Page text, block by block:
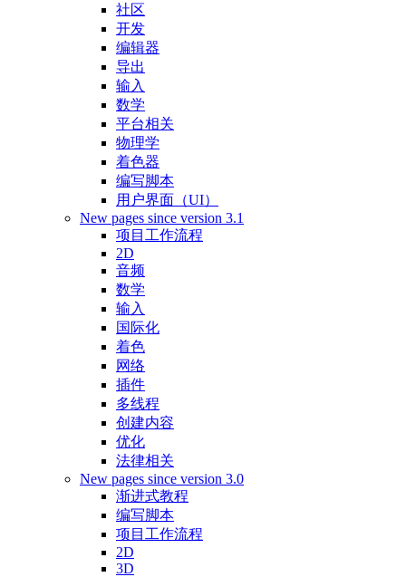
社区
开发
编辑器
导出
输入
数学
平台相关
物理学
着色器
编写脚本
用户界面（UI）
New pages since version 3.1
项目工作流程
2D
音频
数学
输入
国际化
着色
网络
插件
多线程
创建内容
优化
法律相关
New pages since version 3.0
渐进式教程
编写脚本
项目工作流程
2D
3D